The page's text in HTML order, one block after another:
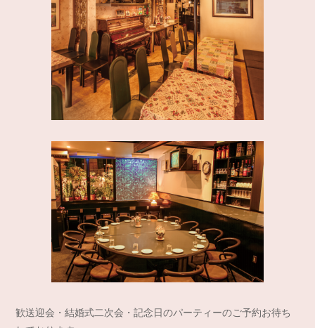
歓送迎会・結婚式二次会・記念日のパーティーのご予約お待ち